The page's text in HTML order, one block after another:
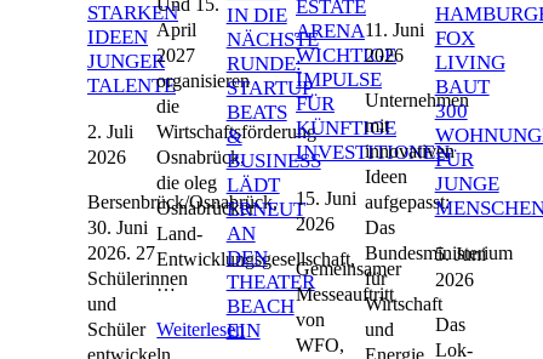
STARKEN
IDEEN
JUNGER
TALENTE
2. Juli
2026
Bersenbrück/Osnabrück,
30. Juni
2026. 27
Schülerinnen
und
Schüler
entwickeln
Und 15.
April
2027
organisieren
die
Wirtschaftsförderung
Osnabrück,
die oleg
Osnabrücker
Land-
Entwicklungsgesellschaft,
…
Weiterlesen
IN DIE
NÄCHSTE
RUNDE:
STARTUP
BEATS
&
BUSINESS
LÄDT
ERNEUT
AN
DEN
THEATER
BEACH
EIN
ESTATE
ARENA
WICHTIGE
IMPULSE
FÜR
KÜNFTIGE
INVESTITIONEN
15. Juni
2026
Gemeinsamer
Messeauftritt
von
WFO,
11. Juni
2026
Unternehmen
mit
innovativen
Ideen
aufgepasst:
Das
Bundesministerium
für
Wirtschaft
und
Energie
FOX
LIVING
BAUT
300
FÜR
JUNGE
5. Juni
2026
Das
Lok-